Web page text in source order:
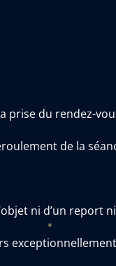
prise du rendez-
de la
ni d’un report